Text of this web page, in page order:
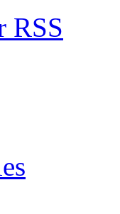
RSS